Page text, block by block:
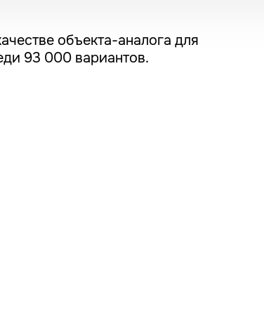
объекта-аналога для
93 000 вариантов.